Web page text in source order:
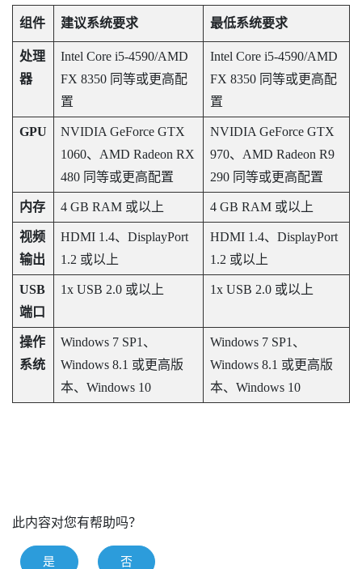
组件 建议系统要求 最低系统要求
处理
器
Intel Core i5-4590/AMD
FX 8350 同等或更高配
置
Intel Core i5-4590/AMD
FX 8350 同等或更高配
置
GPU NVIDIA GeForce GTX
1060、 AMD Radeon RX
480 同等或更高配置
NVIDIA GeForce GTX
970、 AMD Radeon R9
290 同等或更高配置
内存 4 GB RAM 或以上 4 GB RAM 或以上
视频
输出
HDMI 1.4、 DisplayPort
1.2 或以上
HDMI 1.4、 DisplayPort
1.2 或以上
USB
端口
1x USB 2.0 或以上 1x USB 2.0 或以上
操作
系统
Windows 7 SP1、
Windows 8.1 或更高版
本、 Windows 10
Windows 7 SP1、
Windows 8.1 或更高版
本、 Windows 10
此内容对您有帮助吗？
是 否